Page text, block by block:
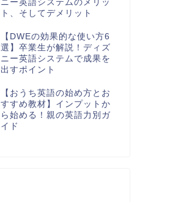
ニー英語システムのメリッ
ト、そしてデメリット
【DWEの効果的な使い方6
選】卒業生が解説！ディズ
ニー英語システムで成果を
出すポイント
【おうち英語の始め方とお
すすめ教材】インプットか
ら始める！親の英語力別ガ
イド